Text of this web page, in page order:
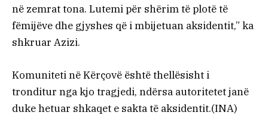
në zemrat tona. Lutemi për shërim të plotë të
fëmijëve dhe gjyshes që i mbijetuan aksidentit,” ka
shkruar Azizi.
Komuniteti në Kërçovë është thellësisht i
tronditur nga kjo tragjedi, ndërsa autoritetet janë
duke hetuar shkaqet e sakta të aksidentit.(INA)